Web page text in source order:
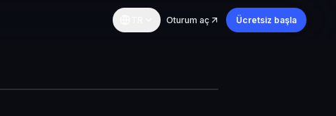
Oturum aç Ücretsiz başla